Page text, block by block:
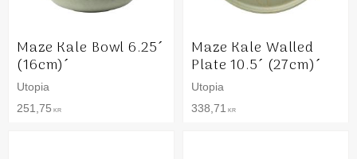
Maze Kale Bowl 6.25´
(16cm)´
Utopia
251,75 KR
Maze Kale Walled
Plate 10.5´ (27cm)´
Utopia
338,71
KR